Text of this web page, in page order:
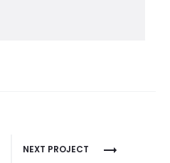
NEXT PROJECT